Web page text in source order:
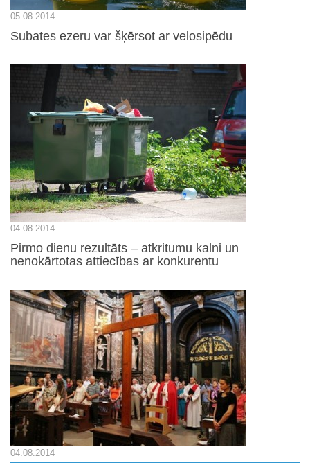
05.08.2014
Subates ezeru var šķērsot ar velosipēdu
04.08.2014
Pirmo dienu rezultāts – atkritumu kalni un
nenokārtotas attiecības ar konkurentu
04.08.2014